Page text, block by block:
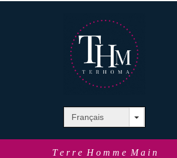
T e r r e H o m m e M a i n